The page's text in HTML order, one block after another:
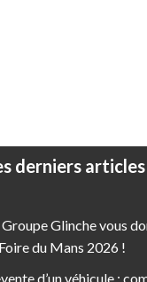
derniers articles
Groupe Glinche vous
du Mans 2026 !
d’un véhicule :